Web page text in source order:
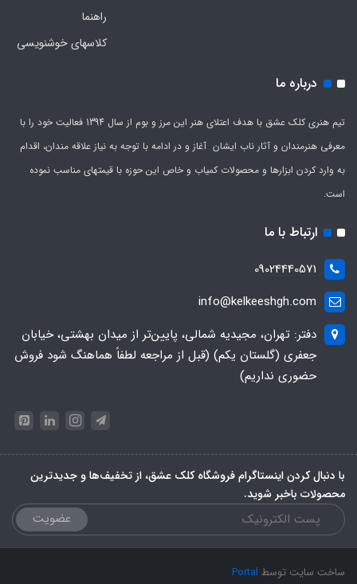
راهنما
کلاسهای خوشنویسی
درباره ما
تیم هنری کلک عشق با هدف اعتلای هنر این مرز و بوم از سال 1394 فعالیت خود را با
معرفی هنرمندان و آثار ناب ایشان آغاز و در ادامه با توجه به نیاز علاقه مندان، اقدام
به وارد کردن ابزارها و محصولات کمیاب و خاص این حوزه با قیمتهای مناسب نموده
است.
ارتباط با ما
09024440571
info@kelkeeshgh.com
دفتر: تهران، مجیدیه شمالی، پایین‌تر از میدان بهشتی، خیابان
جعفری (گلستان یکم) (قبل از مراجعه لطفاً هماهنگ شود فروش
حضوری نداریم)
با دنبال کردن اینستاگرام فروشگاه کلک عشق، از تخفیف‌ها و جدیدترین‌
محصولات باخبر شوید.
عضویت
ساخت سایت توسط Portal